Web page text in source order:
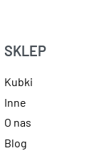
SKLEP
Kubki
Inne
O nas
Blog